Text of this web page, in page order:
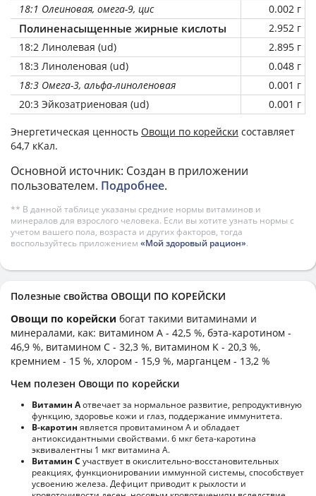
18:1 Олеиновая, омега-9, цис
0.002 г
Полиненасыщенные жирные кислоты
2.952 г
18:2 Линолевая (ud)
2.895 г
18:3 Линоленовая (ud)
0.048 г
18:3 Омега-3, альфа-линоленовая
0.001 г
20:3 Эйкозатриеновая (ud)
0.001 г
Энергетическая ценность Овощи по корейски составляет
64,7 кКал.
Основной источник: Создан в приложении
пользователем. Подробнее.
** В данной таблице указаны средние нормы витаминов и
минералов для взрослого человека. Если вы хотите узнать нормы с
учетом вашего пола, возраста и других факторов, тогда
воспользуйтесь приложением «Мой здоровый рацион».
Полезные свойства ОВОЩИ ПО КОРЕЙСКИ
Овощи по корейски богат такими витаминами и
минералами, как: витамином А - 42,5 %, бэта-каротином -
46,9 %, витамином C - 32,3 %, витамином K - 20,3 %,
кремнием - 15 %, хлором - 15,9 %, марганцем - 13,2 %
Чем полезен Овощи по корейски
Витамин Аотвечает за нормальное развитие, репродуктивную
функцию, здоровье кожи и глаз, поддержание иммунитета.
В-каротин является провитамином А и обладает
антиоксидантными свойствами. 6 мкг бета-каротина
эквивалентны 1 мкг витамина А.
Витамин С участвует в окислительно-восстановительных
реакциях, функционировании иммунной системы, способствует
усвоению железа. Дефицит приводит к рыхлости и